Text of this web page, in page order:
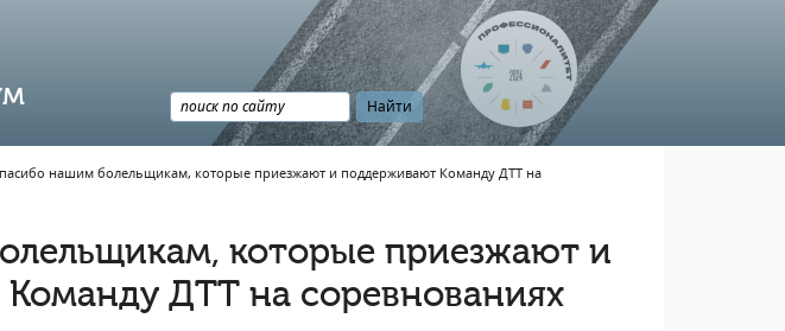
нашим болельщикам, которые приезжают и поддерживают Команду ДТТ на
которые приезжают и
ДТТ на соревнованиях